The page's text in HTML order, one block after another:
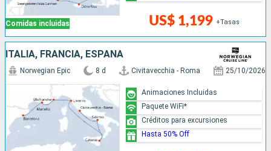
Comidas incluidas US$ 1,199 +Tasas
ITALIA, FRANCIA, ESPAÑA
Norwegian Epic 8 d Civitavecchia - Roma 25/10/2026
Animaciones Incluidas
Paquete WiFi*
Créditos para excursiones
Hasta 50% Off